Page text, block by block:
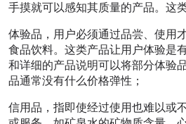
手摸就可以感知其质量的产品。这
体验品，用户必须通过品尝、使用
食品饮料。这类产品让用户体验是
和详细的产品说明可以将部分体验
品通常没有什么价格弹性；
信用品，指即使经过使用也难以或